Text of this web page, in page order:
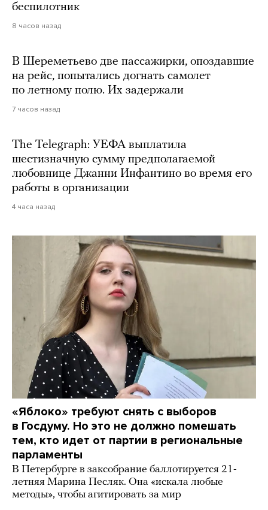
беспилотник
8 часов назад
В Шереметьево две пассажирки, опоздавшие
на рейс, попытались догнать самолет
по летному полю. Их задержали
7 часов назад
The Telegraph: УЕФА выплатила
шестизначную сумму предполагаемой
любовнице Джанни Инфантино во время его
работы в организации
4 часа назад
«Яблоко» требуют снять с выборов
в Госдуму. Но это не должно помешать
тем, кто идет от партии в региональные
парламенты
В Петербурге в заксобрание баллотируется 21-
летняя Марина Песляк. Она «искала любые
методы», чтобы агитировать за мир